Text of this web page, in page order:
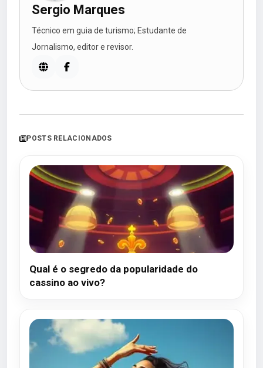
Sergio Marques
Técnico em guia de turismo; Estudante de
Jornalismo, editor e revisor.
POSTS RELACIONADOS
Qual é o segredo da popularidade do
cassino ao vivo?